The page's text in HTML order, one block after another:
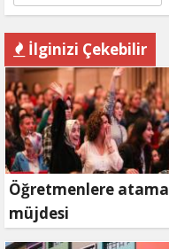
İlginizi Çekebilir
Öğretmenlere atama
müjdesi